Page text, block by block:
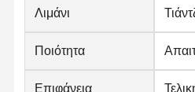
Καυτός - κυλημένες σπείρες
Ελασματοποιημένες εν ψυχρώ
Επικάλυψη με χρώμα
Λιμάνι
Ποιότητα
Επιφάνεια